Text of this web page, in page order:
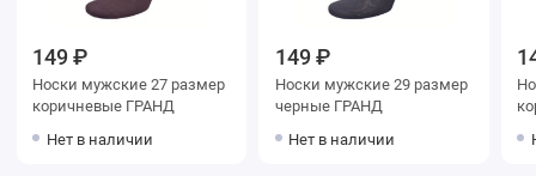
149 ₽
Носки мужские 27 размер
коричневые ГРАНД
Нет в наличии
149 ₽
Носки мужские 29 размер
черные ГРАНД
Нет в наличии
Носки